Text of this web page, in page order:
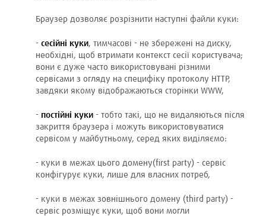
Браузер дозволяє розрізнити наступні файли куки:
- сесійні куки, тимчасові - не збережені на диску,
необхідні, щоб втримати контекст сесії користувача;
вони є дуже часто використовувані різними
сервісами з огляду на специфіку протоколу HTTP,
завдяки якому відображаються сторінки WWW,
- постійні куки - тобто такі, що не видаляються після
закриття браузера i можуть використовуватися
сервісом у майбутньому, серед яких виділяємо:
- куки в межах цього домену(first party) - сервіс
конфігурує куки, лише для власних потреб,
- куки в межах зовнішнього домену (third party) -
сервіс розміщує куки, щоб вони могли